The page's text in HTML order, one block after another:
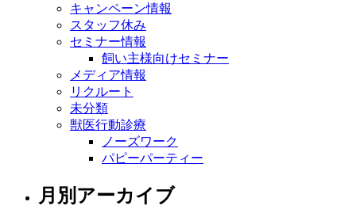
キャンペーン情報
スタッフ休み
セミナー情報
飼い主様向けセミナー
メディア情報
リクルート
未分類
獣医行動診療
ノーズワーク
パピーパーティー
月別アーカイブ